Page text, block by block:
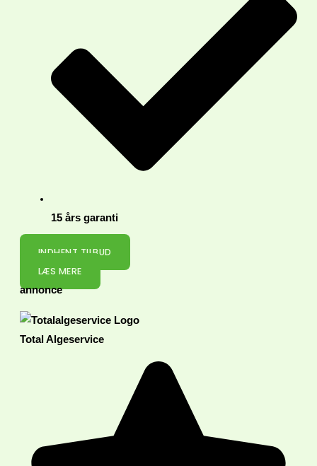
15 års garanti
INDHENT TILBUD
LÆS MERE
annonce
Total Algeservice